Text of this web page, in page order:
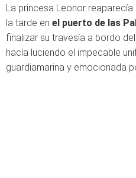
La princesa Leonor
la tarde en el puerto de las
finalizar su travesía a bordo
hacía luciendo el impecable
guardiamarina y emocionada